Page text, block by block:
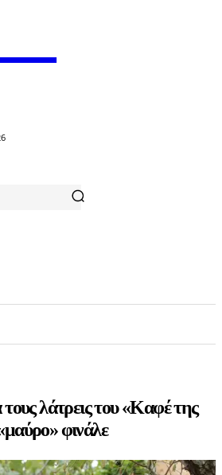
λάτρεις του «Καφέ της
φινάλε